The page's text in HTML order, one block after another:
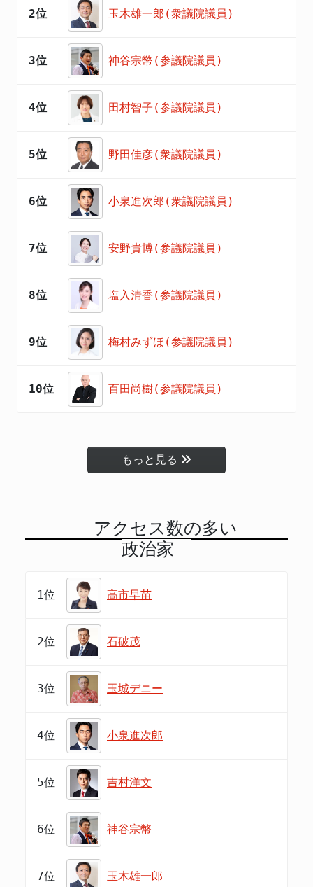
2位 玉木雄一郎(衆議院議員)
3位 神谷宗幣(参議院議員)
4位 田村智子(参議院議員)
5位 野田佳彦(衆議院議員)
6位 小泉進次郎(衆議院議員)
7位 安野貴博(参議院議員)
8位 塩入清香(参議院議員)
9位 梅村みずほ(参議院議員)
10位 百田尚樹(参議院議員)
もっと見る
アクセス数の多い
政治家
1位 高市早苗
2位 石破茂
3位 玉城デニー
4位 小泉進次郎
5位 吉村洋文
6位 神谷宗幣
7位 玉木雄一郎